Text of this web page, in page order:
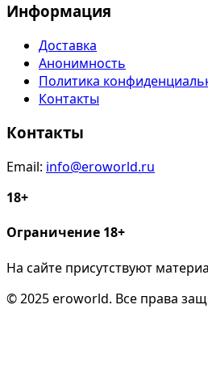
Информация
Доставка
Анонимность
Политика
Контакты
Контакты
Email: info@eroworld.ru
18+
Ограничение 18+
На сайте присутствуют
© 2025 eroworld. Все права